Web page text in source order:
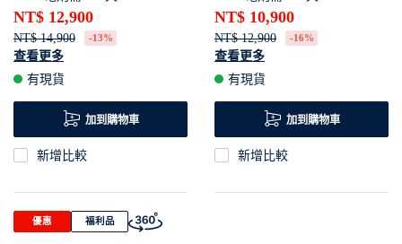
NT$ 12,900
NT$ 14,900 -13%
實證有效去除各種病毒與細菌
讓您一夜好眠
一機擁有最適空氣
查看更多
有現貨
加到購物車
新增比較
NT$ 10,900
NT$ 12,900 -16%
提供最舒適的環境濕度
實證有效去除各種病毒與細菌
讓您一夜好眠
查看更多
有現貨
加到購物車
新增比較
優惠 福利品